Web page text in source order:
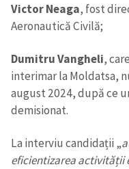
Victor Neaga, fost
Aeronautică Civilă;
Dumitru Vangheli,
interimar la Moldatsa,
august 2024, după ce
demisionat.
La interviu candidații „
eficientizarea activității